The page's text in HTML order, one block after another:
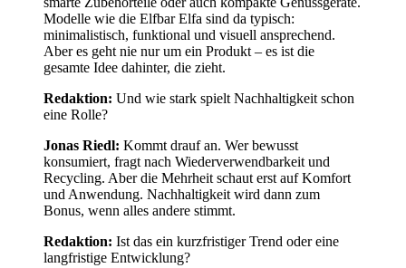
Modelle wie die Elfbar Elfa sind da typisch:
minimalistisch, funktional und visuell ansprechend.
Aber es geht nie nur um ein Produkt – es ist die
gesamte Idee dahinter, die zieht.
Redaktion: Und wie stark spielt Nachhaltigkeit schon
eine Rolle?
Jonas Riedl: Kommt drauf an. Wer bewusst
konsumiert, fragt nach Wiederverwendbarkeit und
Recycling. Aber die Mehrheit schaut erst auf Komfort
und Anwendung. Nachhaltigkeit wird dann zum
Bonus, wenn alles andere stimmt.
Redaktion: Ist das ein kurzfristiger Trend oder eine
langfristige Entwicklung?